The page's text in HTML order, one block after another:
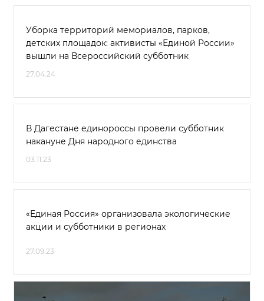
Уборка территорий мемориалов, парков,
детских площадок: активисты «Единой России»
вышли на Всероссийский субботник
27.04.24
В Дагестане единороссы провели субботник
накануне Дня народного единства
03.11.23
«Единая Россия» организовала экологические
акции и субботники в регионах
27.09.23